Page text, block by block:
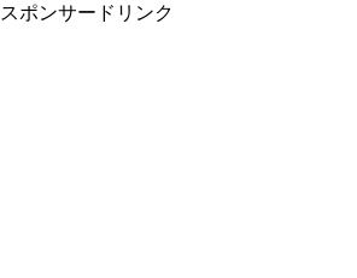
スポンサードリンク